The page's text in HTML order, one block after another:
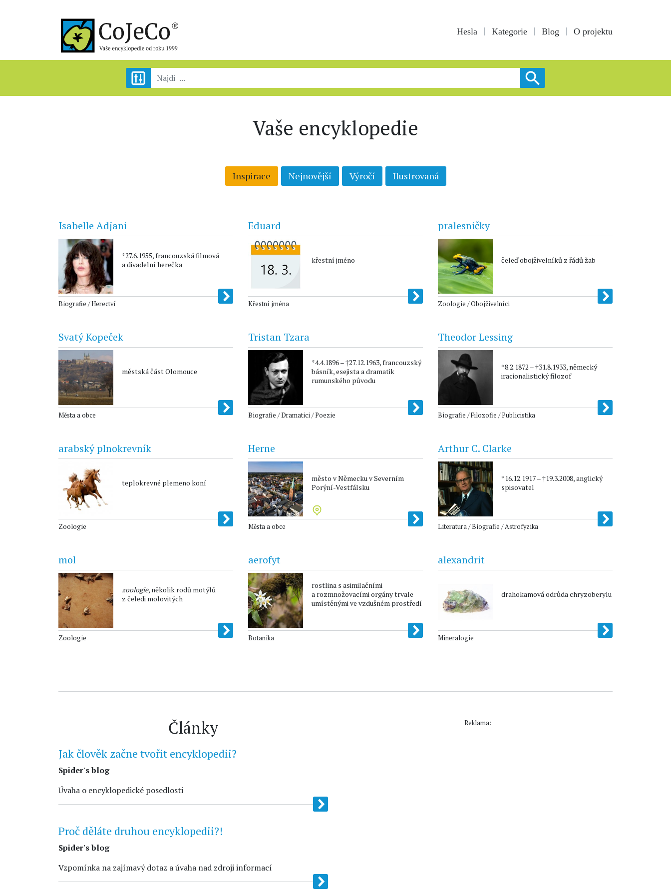
Hesla Kategorie Blog O projektu
Vaše encyklopedie
Inspirace Nejnovější Výročí Ilustrovaná
Isabelle Adjani
*27.6.1955, francouzská filmová
a divadelní herečka
Biografie / Herectví
Eduard
křestní jméno
Křestní jména
pralesničky
čeleď obojživelníků z řádů žab
Zoologie / Obojživelníci
Svatý Kopeček
městská část Olomouce
Města a obce
Tristan Tzara
*4.4.1896 – †27.12.1963, francouzský
básník, esejista a dramatik
rumunského původu
Biografie / Dramatici / Poezie
Theodor Lessing
*8.2.1872 – †31.8.1933, německý
iracionalistický filozof
Biografie / Filozofie / Publicistika
arabský plnokrevník
teplokrevné plemeno koní
Zoologie
Herne
město v Německu v Severním
Porýní-Vestfálsku
Města a obce
Arthur C. Clarke
*16.12.1917 – †19.3.2008, anglický
spisovatel
Literatura / Biografie / Astrofyzika
mol
zoologie, několik rodů motýlů
z čeledi molovitých
Zoologie
aerofyt
rostlina s asimilačními
a rozmnožovacími orgány trvale
umístěnými ve vzdušném prostředí
Botanika
alexandrit
drahokamová odrůda chryzoberylu
Mineralogie
Články
Jak člověk začne tvořit encyklopedii?
Spider's blog
Úvaha o encyklopedické posedlosti
Proč děláte druhou encyklopedii?!
Spider's blog
Vzpomínka na zajímavý dotaz a úvaha nad zdroji informací
Reklama: